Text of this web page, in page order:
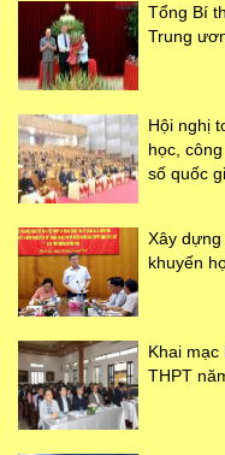
Tổng Bí
Trung
Hội nghị
học,
số quốc
Xây
khuyến
Khai
THPT